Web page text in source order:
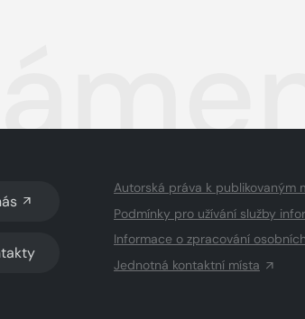
Autorská práva k publikovaným
Podmínky pro užívání služby
Informace o zpracování
Jednotná kontaktní místa